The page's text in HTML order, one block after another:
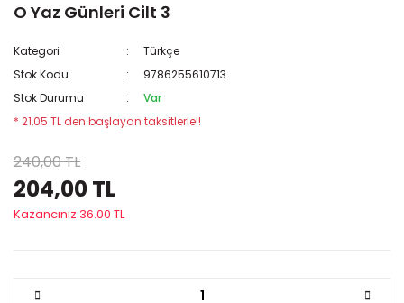
O Yaz Günleri Cilt 3
Kategori
Türkçe
Stok Kodu
9786255610713
Stok Durumu
Var
* 21,05 TL den başlayan taksitlerle!!
240,00 TL
204,00 TL
Kazancınız 36.00 TL